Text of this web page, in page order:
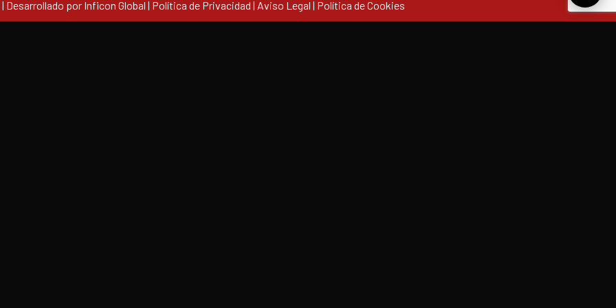
Desarrollado por Inficon Global | Política de Privacidad | Aviso Legal | Política de Cookies